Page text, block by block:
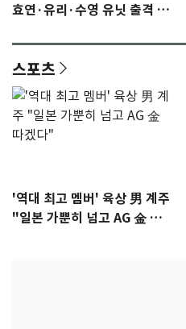
효연·유리·수영 유닛 출격 [N
스포츠
'역대 최고 멤버' 육상 男 계주
"일본 가뿐히 넘고 AG 金 따겠